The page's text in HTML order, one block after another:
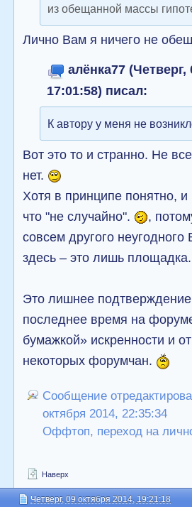
из обещанной массы
Лично Вам я ничего не
алёнка77
17:01:58) писал:
К автору у меня не
Вот это то и странно. Не
нет.
Хотя в принципе понятно,
что "не случайно".
,
совсем другого
здесь – это лишь площадка.
Это лишнее
последнее время на
бумажкой» искренности и
некоторых форумчан.
Сообщение
октября 2014, 22:35:34
Оффтоп, переход на
Наверх
Четверг, 09 октября 2014, 19:21:18